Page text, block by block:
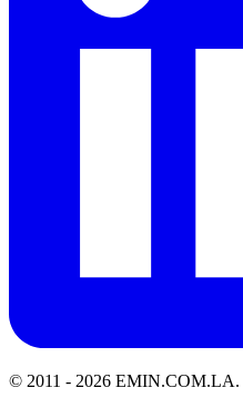
© 2011 - 2026 EMIN.COM.LA.